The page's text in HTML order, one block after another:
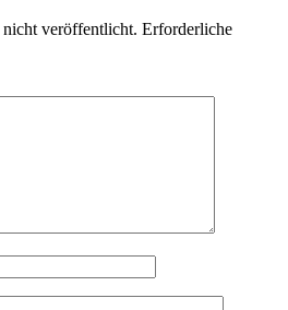
veröffentlicht. Erforderliche